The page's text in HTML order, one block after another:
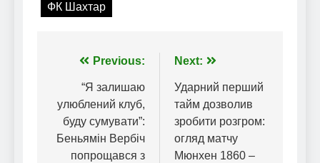
ФК Шахтар
Навігація
записів
Previous:
“Я залишаю
улюблений клуб,
буду сумувати”:
Беньямін Вербіч
попрощався з
Next:
Ударний перший
тайм дозволив
зробити розгром:
огляд матчу
Мюнхен 1860 –